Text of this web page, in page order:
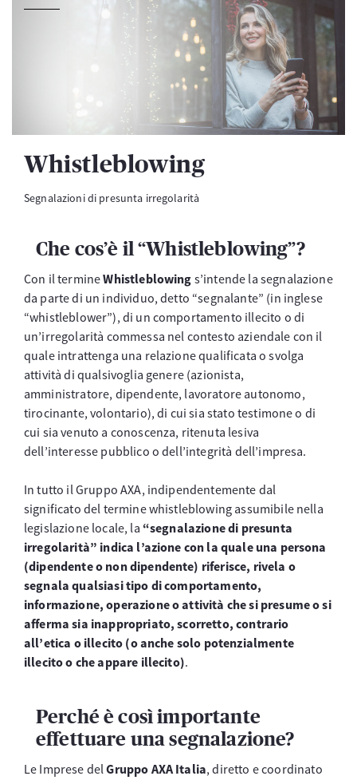
Whistleblowing
Segnalazioni di presunta irregolarità
Che cos’è il “Whistleblowing”?
Con il termineWhistleblowing s’intende la segnalazione
da parte di un individuo, detto “segnalante” (in inglese
“whistleblower”), di un comportamento illecito o di
un’irregolarità commessa nel contesto aziendale con il
quale intrattenga una relazione qualificata o svolga
attività di qualsivoglia genere (azionista,
amministratore, dipendente, lavoratore autonomo,
tirocinante, volontario), di cui sia stato testimone o di
cui sia venuto a conoscenza, ritenuta lesiva
dell’interesse pubblico o dell’integrità dell’impresa.
In tutto il Gruppo AXA, indipendentemente dal
significato del termine whistleblowing assumibile nella
legislazione locale, la “segnalazione di presunta
irregolarità” indica l’azione con la quale una persona
(dipendente o non dipendente) riferisce, rivela o
segnala qualsiasi tipo di comportamento,
informazione, operazione o attività che si presume o si
afferma sia inappropriato, scorretto, contrario
all’etica o illecito (o anche solo potenzialmente
illecito o che appare illecito).
Perché è così importante
effettuare una segnalazione?
Le Imprese delGruppo AXA Italia, diretto e coordinato